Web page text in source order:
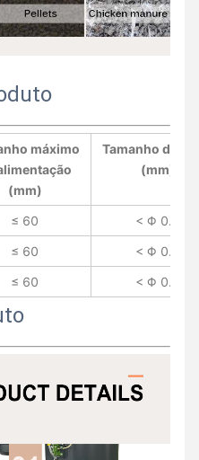
máximo
(mm)
Tamanho de
(mm)
≤ 60
< Φ 0.7
≤ 60
< Φ 0.7
≤ 60 < Φ 0.7